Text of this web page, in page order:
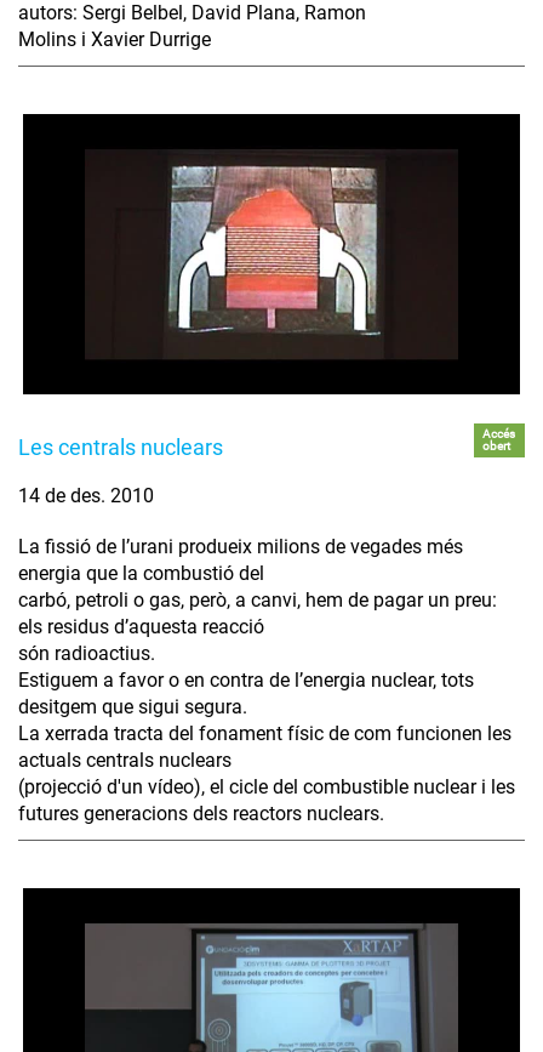
autors: Sergi Belbel, David Plana, Ramon
Molins i Xavier Durrige
Les centrals nuclears
Accés
obert
14 de des. 2010
La fissió de l’urani produeix milions de vegades més
energia que la combustió del
carbó, petroli o gas, però, a canvi, hem de pagar un preu:
els residus d’aquesta reacció
són radioactius.
Estiguem a favor o en contra de l’energia nuclear, tots
desitgem que sigui segura.
La xerrada tracta del fonament físic de com funcionen les
actuals centrals nuclears
(projecció d'un vídeo), el cicle del combustible nuclear i les
futures generacions dels reactors nuclears.